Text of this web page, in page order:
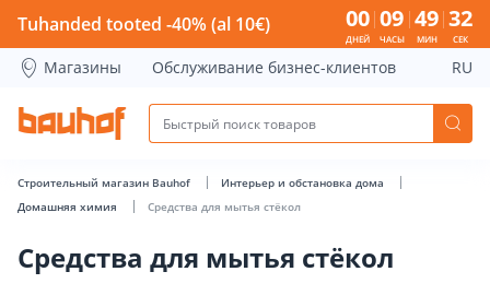
Средства для мытья стёкол - Bauhof has loaded
Tuhanded tooted -40% (al 10€) 00
ДНЕЙ
09
ЧАСЫ
49
МИН
31
СЕК
Магазины Обслуживание бизнес-клиентов RU
Строительный магазин Bauhof
Интерьер и обстановка дома
Домашняя химия
Средства для мытья стёкол
Средства для мытья стёкол